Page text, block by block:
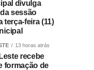
divulga
sessão
terça-feira (11)
13 horas atrás
recebe
formação de